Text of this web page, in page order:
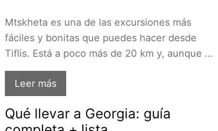
Mtskheta es una de las excursiones más
fáciles y bonitas que puedes hacer desde
Tiflis. Está a poco más de 20 km y, aunque …
Leer más
Qué llevar a Georgia: guía